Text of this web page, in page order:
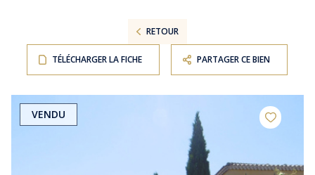
RETOUR
TÉLÉCHARGER LA FICHE PARTAGER CE BIEN
VENDU